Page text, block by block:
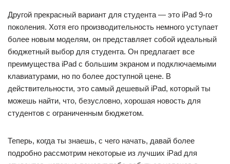
Другой прекрасный вариант для студента — это iPad 9-го
поколения. Хотя его производительность немного уступает
более новым моделям, он представляет собой идеальный
бюджетный выбор для студента. Он предлагает все
преимущества iPad с большим экраном и подключаемыми
клавиатурами, но по более доступной цене. В
действительности, это самый дешевый iPad, который ты
можешь найти, что, безусловно, хорошая новость для
студентов с ограниченным бюджетом.
Теперь, когда ты знаешь, с чего начать, давай более
подробно рассмотрим некоторые из лучших iPad для